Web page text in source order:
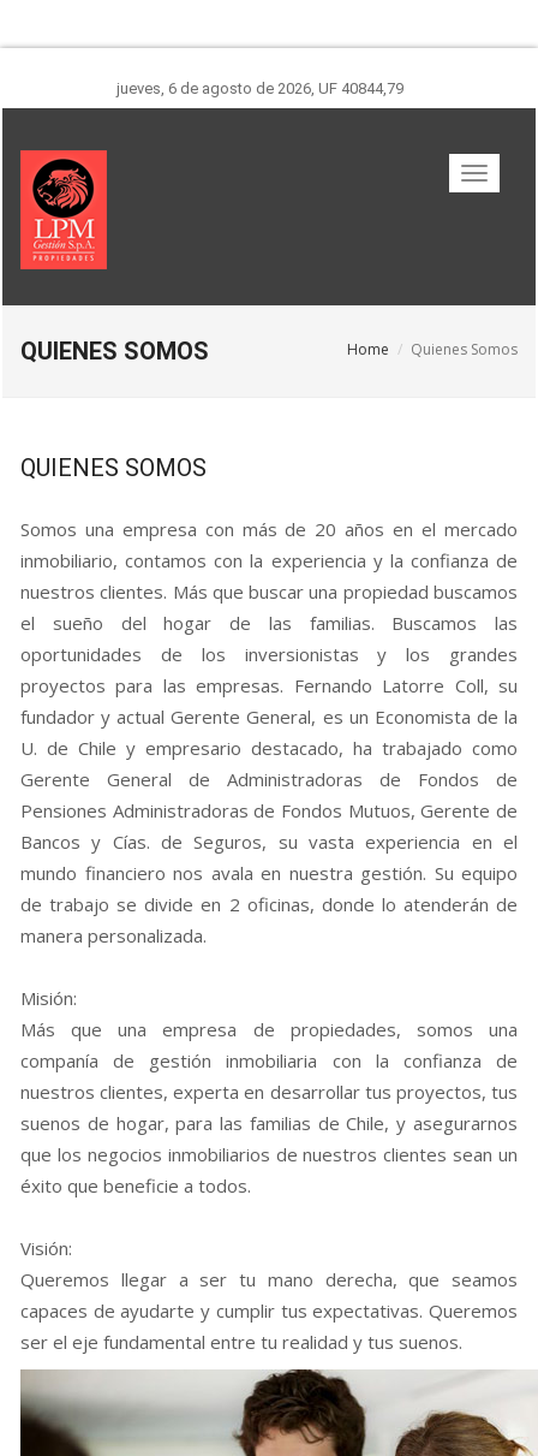
jueves, 6 de agosto de 2026, UF 40844,79
QUIENES SOMOS Home Quienes Somos
QUIENES SOMOS
Somos una empresa con más de 20 años en el mercado
inmobiliario, contamos con la experiencia y la confianza de
nuestros clientes. Más que buscar una propiedad buscamos
el sueño del hogar de las familias. Buscamos las
oportunidades de los inversionistas y los grandes
proyectos para las empresas. Fernando Latorre Coll, su
fundador y actual Gerente General, es un Economista de la
U. de Chile y empresario destacado, ha trabajado como
Gerente General de Administradoras de Fondos de
Pensiones Administradoras de Fondos Mutuos, Gerente de
Bancos y Cías. de Seguros, su vasta experiencia en el
mundo financiero nos avala en nuestra gestión. Su equipo
de trabajo se divide en 2 oficinas, donde lo atenderán de
manera personalizada.
Misión:
Más que una empresa de propiedades, somos una
companía de gestión inmobiliaria con la confianza de
nuestros clientes, experta en desarrollar tus proyectos, tus
suenos de hogar, para las familias de Chile, y asegurarnos
que los negocios inmobiliarios de nuestros clientes sean un
éxito que beneficie a todos.
Visión:
Queremos llegar a ser tu mano derecha, que seamos
capaces de ayudarte y cumplir tus expectativas. Queremos
ser el eje fundamental entre tu realidad y tus suenos.